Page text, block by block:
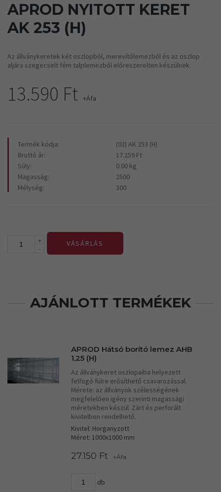
APROD NYITOTT KERET
AK 253 (H)
Az állványkeretek két oszlopból, merevítőlemezből és az oszlop
aljára szegecselt fém talplemezből előreszerelten készülnek.
13.590 Ft +Áfa
Termék kódja:
(03) AK 253 (H)
Bruttó ár:
17.259 Ft
Súly:
0.00 kg
Magasság:
2500
Mélység:
300
+
-
VÁSÁRLÁS
AJÁNLOTT TERMÉKEK
APROD Hátsó borító lemez AHB
1,25 (H)
Az állványkeret oszlopaiba helyezett
felfogó fülre erősíthető csavarozással.
Mérete: az állványok szélességének
megfelelően igény szerinti magassági
méretekben készül. Zárt és perforált
kivitelben rendelhető.
Kivitel: Horganyzott
Méret: 1000x1000 mm
27.150 Ft +Áfa
db